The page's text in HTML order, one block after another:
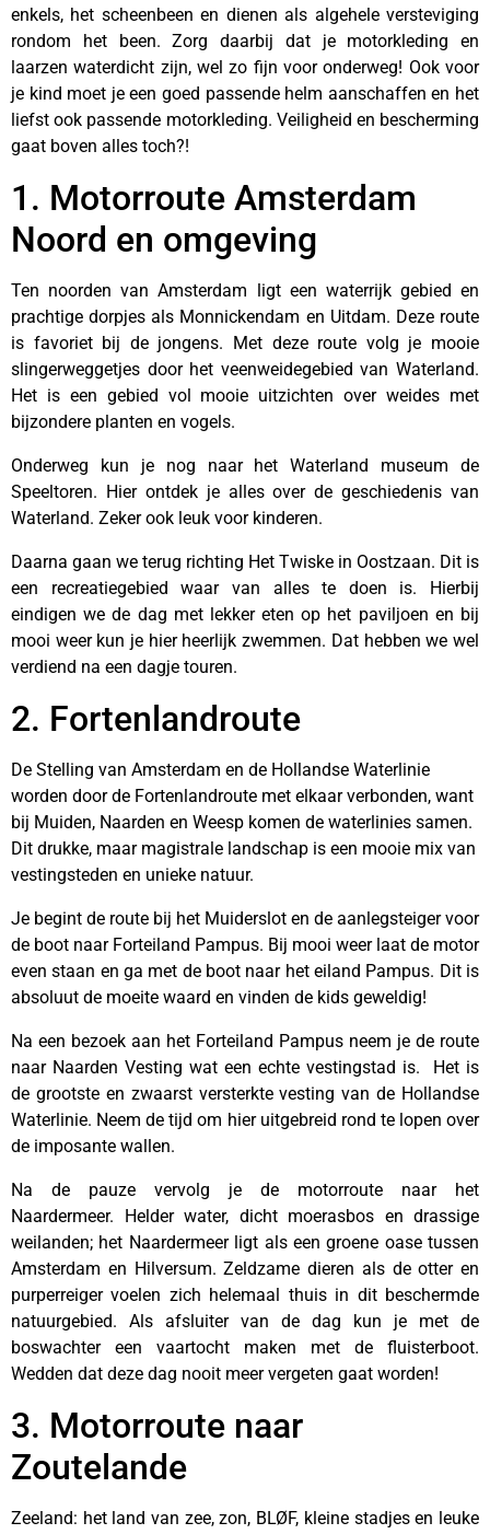
enkels, het scheenbeen en dienen als algehele versteviging
rondom het been. Zorg daarbij dat je motorkleding en
laarzen waterdicht zijn, wel zo fijn voor onderweg! Ook voor
je kind moet je een goed passende helm aanschaffen en het
liefst ook passende motorkleding. Veiligheid en bescherming
gaat boven alles toch?!
1. Motorroute Amsterdam
Noord en omgeving
Ten noorden van Amsterdam ligt een waterrijk gebied en
prachtige dorpjes als Monnickendam en Uitdam. Deze route
is favoriet bij de jongens. Met deze route volg je mooie
slingerweggetjes door het veenweidegebied van Waterland.
Het is een gebied vol mooie uitzichten over weides met
bijzondere planten en vogels.
Onderweg kun je nog naar het Waterland museum de
Speeltoren. Hier ontdek je alles over de geschiedenis van
Waterland. Zeker ook leuk voor kinderen.
Daarna gaan we terug richting Het Twiske in Oostzaan. Dit is
een recreatiegebied waar van alles te doen is. Hierbij
eindigen we de dag met lekker eten op het paviljoen en bij
mooi weer kun je hier heerlijk zwemmen. Dat hebben we wel
verdiend na een dagje touren.
2. Fortenlandroute
De Stelling van Amsterdam en de Hollandse Waterlinie
worden door de Fortenlandroute met elkaar verbonden, want
bij Muiden, Naarden en Weesp komen de waterlinies samen.
Dit drukke, maar magistrale landschap is een mooie mix van
vestingsteden en unieke natuur.
Je begint de route bij het Muiderslot en de aanlegsteiger voor
de boot naar Forteiland Pampus. Bij mooi weer laat de motor
even staan en ga met de boot naar het eiland Pampus. Dit is
absoluut de moeite waard en vinden de kids geweldig!
Na een bezoek aan het Forteiland Pampus neem je de route
naar Naarden Vesting wat een echte vestingstad is. Het is
de grootste en zwaarst versterkte vesting van de Hollandse
Waterlinie. Neem de tijd om hier uitgebreid rond te lopen over
de imposante wallen.
Na de pauze vervolg je de motorroute naar het
Naardermeer. Helder water, dicht moerasbos en drassige
weilanden; het Naardermeer ligt als een groene oase tussen
Amsterdam en Hilversum. Zeldzame dieren als de otter en
purperreiger voelen zich helemaal thuis in dit beschermde
natuurgebied. Als afsluiter van de dag kun je met de
boswachter een vaartocht maken met de fluisterboot.
Wedden dat deze dag nooit meer vergeten gaat worden!
3. Motorroute naar
Zoutelande
Zeeland: het land van zee, zon, BLØF, kleine stadjes en leuke